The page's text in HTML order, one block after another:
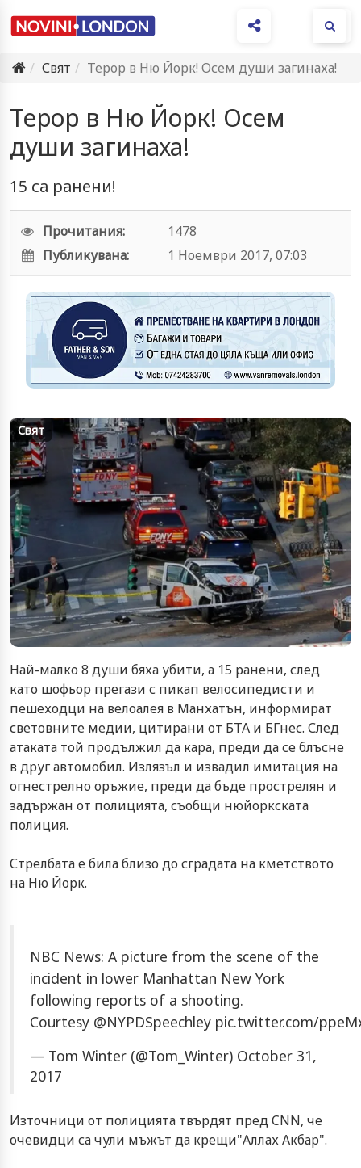
Свят
Терор в Ню Йорк! Осем души загинаха!
Терор в Ню Йорк! Осем
души загинаха!
15 са ранени!
Прочитания:
1478
Публикувана:
1 Ноември 2017, 07:03
Свят
Най-малко 8 души бяха убити, а 15 ранени, след
като шофьор прегази с пикап велосипедисти и
пешеходци на велоалея в Манхатън, информират
световните медии, цитирани от БТА и БГнес. След
атаката той продължил да кара, преди да се блъсне
в друг автомобил. Излязъл и извадил имитация на
огнестрелно оръжие, преди да бъде прострелян и
задържан от полицията, съобщи нюйоркската
полиция.
Стрелбата е била близо до сградата на кметството
на Ню Йорк.
NBC News: A picture from the scene of the
incident in lower Manhattan New York
following reports of a shooting.
Courtesy @NYPDSpeechley pic.twitter.com/
— Tom Winter (@Tom_Winter) October 31,
2017
Източници от полицията твърдят пред CNN, че
очевидци са чули мъжът да крещи"Аллах Акбар".